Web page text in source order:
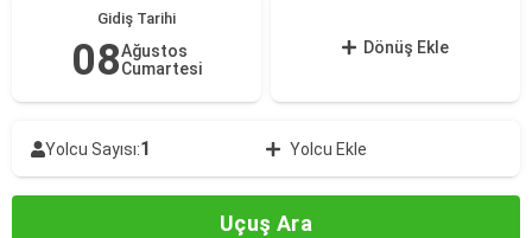
Gidiş Tarihi
08Ağustos
Cumartesi
Dönüş Ekle
Yolcu Sayısı:1 Yolcu Ekle
Uçuş Ara